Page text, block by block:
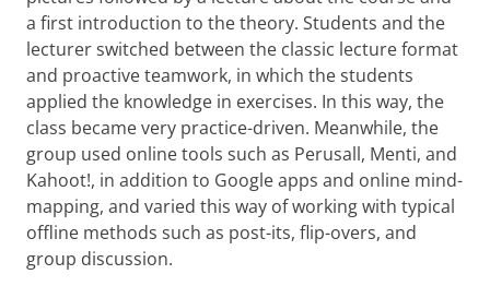
a first introduction to the theory. Students and the
lecturer switched between the classic lecture format
and proactive teamwork, in which the students
applied the knowledge in exercises. In this way, the
class became very practice-driven. Meanwhile, the
group used online tools such as Perusall, Menti, and
Kahoot!, in addition to Google apps and online mind-
mapping, and varied this way of working with typical
offline methods such as post-its, flip-overs, and
group discussion.